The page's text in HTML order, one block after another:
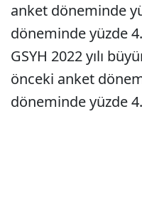
anket döneminde
döneminde yüzde
GSYH 2022 yılı
önceki anket
döneminde yüzde